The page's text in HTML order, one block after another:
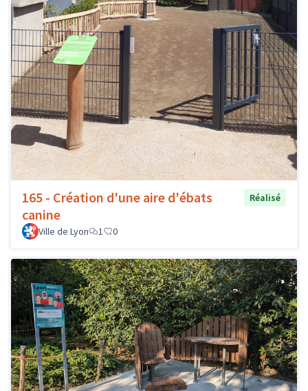
165 - Création d'une aire d'ébats
canine
Réalisé
Ville de Lyon 1 0